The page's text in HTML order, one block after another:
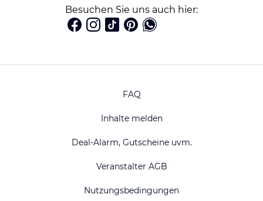
Besuchen Sie uns auch hier:
FAQ
Inhalte melden
Deal-Alarm, Gutscheine uvm.
Veranstalter AGB
Nutzungsbedingungen